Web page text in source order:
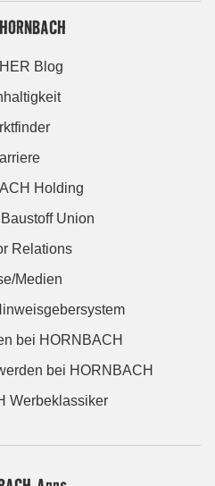
Blog
Holding
Union
Relations
Medien
bei HORNBACH
bei HORNBACH
Werbeklassiker